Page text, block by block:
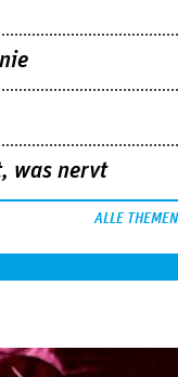
was nervt
ALLE THEMEN